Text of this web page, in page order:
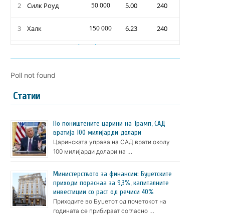
Poll not found
Статии
По поништените царини на Трамп, САД
вратија 100 милијарди долари
Царинската управа на САД врати околу
100 милијарди долари на …
Министерството за финансии: Буџетските
приходи пораснаа за 9,3%, капиталните
инвестиции со раст од речиси 40%
Приходите во Буџетот од почетокот на
годината се прибираат согласно …